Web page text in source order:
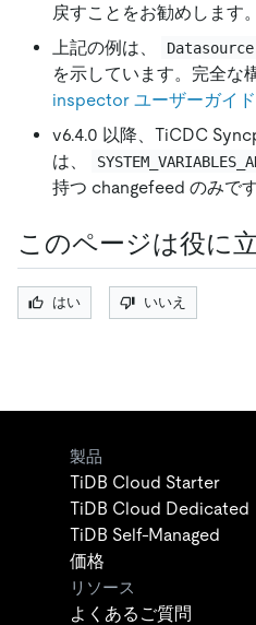
戻すことをお勧めします。
上記の例は、
を示しています。完全な
inspector ユーザーガイド
v6.4.0 以降、TiCDC
は、
持つ changefeed のみです
このページは役に
はい いいえ
製品
TiDB Cloud Starter
TiDB Cloud Dedicated
TiDB Self-Managed
価格
リソース
よくあるご質問